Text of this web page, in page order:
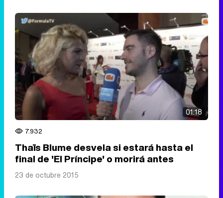
01:18
7.932
Thaïs Blume desvela si estará hasta el
final de 'El Príncipe' o morirá antes
23 de octubre 2015